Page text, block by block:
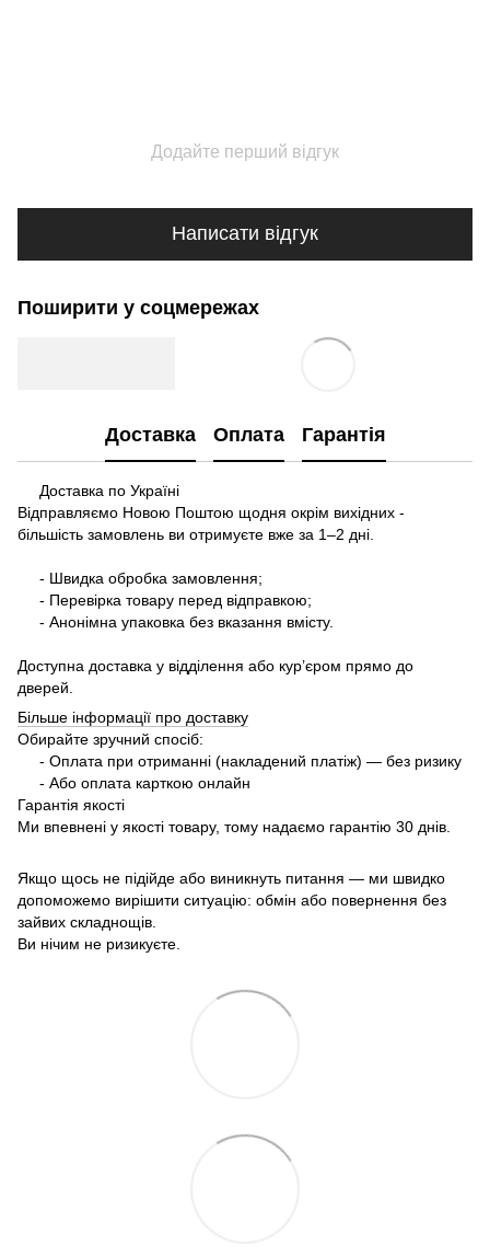
Додайте перший відгук
Написати відгук
Поширити у соцмережах
Доставка Оплата Гарантія
Доставка по Україні
Відправляємо Новою Поштою щодня окрім вихідних -
більшість замовлень ви отримуєте вже за 1–2 дні.
- Швидка обробка замовлення;
- Перевірка товару перед відправкою;
- Анонімна упаковка без вказання вмісту.
Доступна доставка у відділення або кур’єром прямо до
дверей.
Більше інформації про доставку
Обирайте зручний спосіб:
- Оплата при отриманні (накладений платіж) — без ризику
- Або оплата карткою онлайн
Гарантія якості
Ми впевнені у якості товару, тому надаємо гарантію 30 днів.
Якщо щось не підійде або виникнуть питання — ми швидко
допоможемо вирішити ситуацію: обмін або повернення без
зайвих складнощів.
Ви нічим не ризикуєте.